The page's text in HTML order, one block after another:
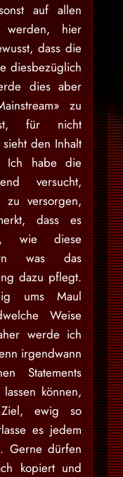
auf allen
werden, hier
dass die
diesbezüglich
dies aber
zu
für nicht
sieht den Inhalt
Ich habe die
versucht,
zu versorgen,
dass es
wie diese
was das
dazu pflegt.
ums Maul
Weise
werde ich
irgendwann
Statements
können,
ewig so
es jedem
Gerne dürfen
kopiert und